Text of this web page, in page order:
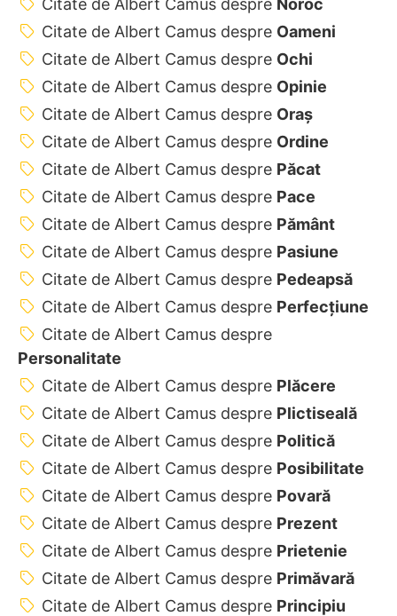
Citate de Albert Camus despre Oameni
Citate de Albert Camus despre Ochi
Citate de Albert Camus despre Opinie
Citate de Albert Camus despre Oraș
Citate de Albert Camus despre Ordine
Citate de Albert Camus despre Păcat
Citate de Albert Camus despre Pace
Citate de Albert Camus despre Pământ
Citate de Albert Camus despre Pasiune
Citate de Albert Camus despre Pedeapsă
Citate de Albert Camus despre Perfecţiune
Citate de Albert Camus despre
Personalitate
Citate de Albert Camus despre Plăcere
Citate de Albert Camus despre Plictiseală
Citate de Albert Camus despre Politică
Citate de Albert Camus despre Posibilitate
Citate de Albert Camus despre Povară
Citate de Albert Camus despre Prezent
Citate de Albert Camus despre Prietenie
Citate de Albert Camus despre Primăvară
Citate de Albert Camus despre Principiu